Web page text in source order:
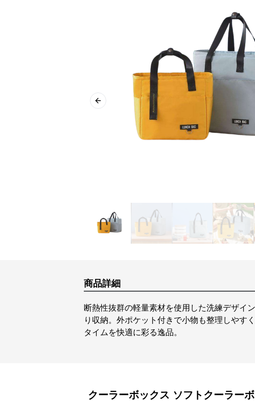
Previous slide
商品詳細
断熱性抜群の軽量素材を使用した洗練デザイ
り収納。外ポケット付きで小物も整理しやす
タイムを快適に彩る逸品。
クーラーボックス ソフトクーラー